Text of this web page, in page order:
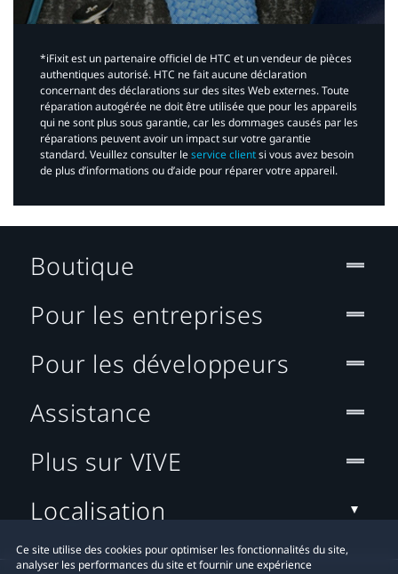
*iFixit est un partenaire officiel de HTC et un vendeur de pièces
authentiques autorisé. HTC ne fait aucune déclaration
concernant des déclarations sur des sites Web externes. Toute
réparation autogérée ne doit être utilisée que pour les appareils
qui ne sont plus sous garantie, car les dommages causés par les
réparations peuvent avoir un impact sur votre garantie
standard. Veuillez consulter leservice clientsi vous avez besoin
de plus d’informations ou d’aide pour réparer votre appareil.​
Ce site utilise des cookies pour optimiser les fonctionnalités du site,
analyser les performances du site et fournir une expérience
Boutique
Pour les entreprises
Pour les développeurs
Assistance
Plus sur VIVE
Localisation